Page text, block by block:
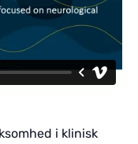
i klinisk